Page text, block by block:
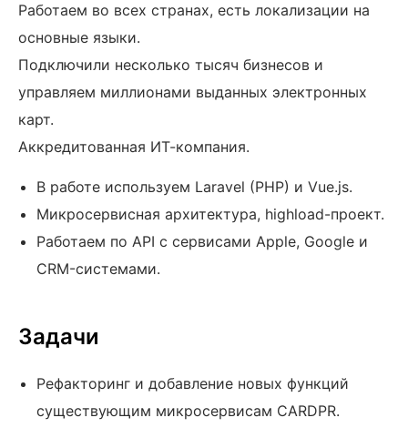
Работаем во всех странах, есть локализации на
основные языки.
Подключили несколько тысяч бизнесов и
управляем миллионами выданных электронных
карт.
Аккредитованная ИТ-компания.
В работе используем Laravel (PHP) и Vue.js.
Микросервисная архитектура, highload-проект.
Работаем по API с сервисами Apple, Google и
CRM-системами.
Задачи
Рефакторинг и добавление новых функций
существующим микросервисам CARDPR.